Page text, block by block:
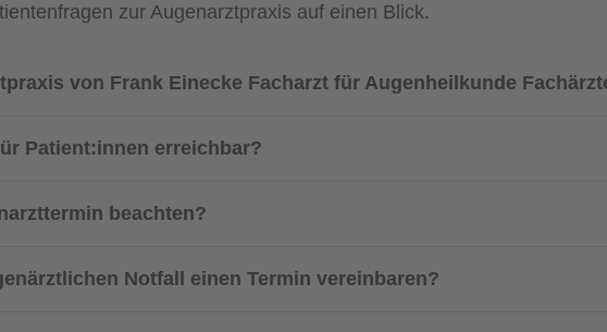
zur Augenarztpraxis auf einen Blick.
von Frank Einecke Facharzt für Augenheilkunde
Patient:innen erreichbar?
beachten?
Notfall einen Termin vereinbaren?